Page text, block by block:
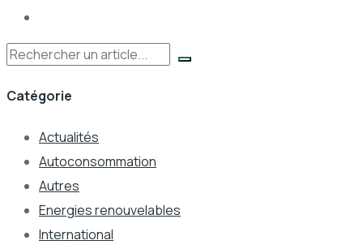
Rechercher
Catégorie
Actualités
Autoconsommation
Autres
Energies renouvelables
International